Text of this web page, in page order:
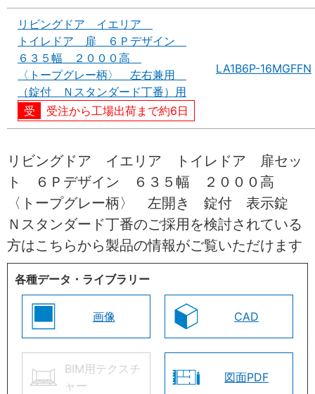
リビングドア イエリア
トイレドア 扉 ６Ｐデザイン
６３５幅 ２０００高
〈トープグレー柄〉 左右兼用
（錠付 Ｎスタンダード丁番）用
受注から工場出荷まで約6日
LA1B6P-16MGFFN
リビングドア イエリア トイレドア 扉セッ
ト ６Ｐデザイン ６３５幅 ２０００高
〈トープグレー柄〉 左開き 錠付 表示錠
Ｎスタンダード丁番のご採用を検討されている
方はこちらから製品の情報がご覧いただけます
各種データ・ライブラリー
画像 CAD
BIM用テクスチ
ャー
図面PDF